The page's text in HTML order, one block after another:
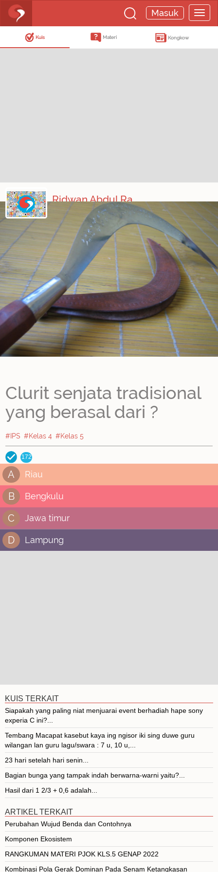
Masuk
Kuis Materi Kongkow
Ridwan Abdul Ra
Clurit senjata tradisional
yang berasal dari ?
#IPS #Kelas 4 #Kelas 5
172
A Riau
B Bengkulu
C Jawa timur
D Lampung
KUIS TERKAIT
Siapakah yang paling niat menjuarai event berhadiah hape sony
experia C ini?...
Tembang Macapat kasebut kaya ing ngisor iki sing duwe guru
wilangan lan guru lagu/swara : 7 u, 10 u,...
23 hari setelah hari senin...
Bagian bunga yang tampak indah berwarna-warni yaitu?...
Hasil dari 1 2/3 + 0,6 adalah...
ARTIKEL TERKAIT
Perubahan Wujud Benda dan Contohnya
Komponen Ekosistem
RANGKUMAN MATERI PJOK KLS.5 GENAP 2022
Kombinasi Pola Gerak Dominan Pada Senam Ketangkasan